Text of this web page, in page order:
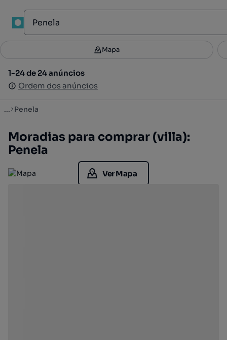
Filtros 3
1-24 de 24 anúncios
Ordem dos anúncios
Mapa
1-24 de 24 anúncios
Ordem dos anúncios
... Penela
Moradias para comprar (villa):
Penela
Ver Mapa